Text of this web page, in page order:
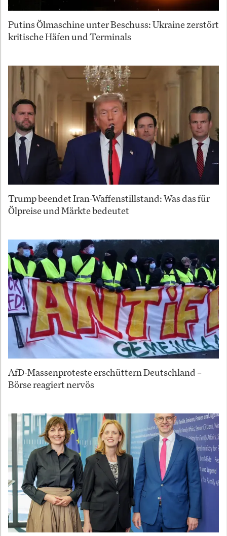
Putins Ölmaschine unter Beschuss: Ukraine zerstört
kritische Häfen und Terminals
Trump beendet Iran-Waffenstillstand: Was das für
Ölpreise und Märkte bedeutet
AfD-Massenproteste erschüttern Deutschland –
Börse reagiert nervös